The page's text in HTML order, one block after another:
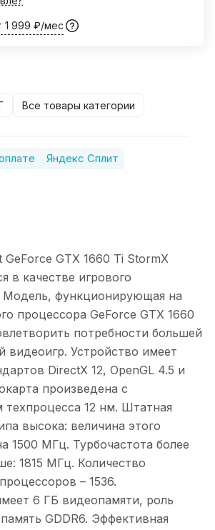
1 999 ₽/мес
Все товары категории
Яндекс Сплит
GeForce GTX 1660 Ti StormX
в качестве игрового
Модель, функционирующая на
процессора GeForce GTX 1660
потребности большей
видеоигр. Устройство имеет
DirectX 12, OpenGL 4.5 и
произведена с
техпроцесса 12 нм. Штатная
высока: величина этого
1500 МГц. Турбочастота более
1815 МГц. Количество
– 1536.
6 ГБ видеопамяти, роль
GDDR6. Эффективная